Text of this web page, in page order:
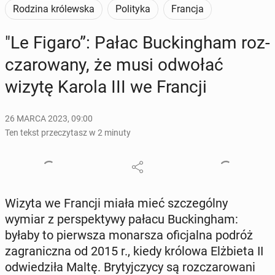
Rodzina królewska Polityka Francja
"Le Figaro”: Pałac Buc­kin­gham roz­
cza­ro­wa­ny, że musi odwołać
wizytę Karola III we Francji
26 MARCA 2023, 09:00
Ten tekst przeczytasz w 2 minuty
Wizyta we Francji miała mieć szcze­gól­ny
wymiar z per­spek­ty­wy pałacu Buc­kin­gham:
byłaby to pierw­sza mo­nar­sza ofi­cjal­na podróż
za­gra­nicz­na od 2015 r., kiedy królowa Elż­bie­ta II
od­wie­dzi­ła Maltę. Bry­tyj­czy­cy są roz­cza­ro­wa­ni